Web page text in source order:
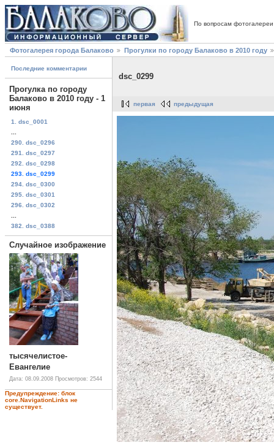
По вопросам
Фотогалерея города Балаково Прогулки по городу Балаково в 2010 году
Последние комментарии
Прогулка по городу
Балаково в 2010 году - 1
июня
1. dsc_0001
290. dsc_0296
291. dsc_0297
292. dsc_0298
293. dsc_0299
294. dsc_0300
295. dsc_0301
296. dsc_0302
382. dsc_0388
Случайное изображение
тысячелистое-
Евангелие
Дата: 08.09.2008 Просмотров: 2544
Предупреждение: блок
core.NavigationLinks не
существует.
dsc_0299
первая предыдущая